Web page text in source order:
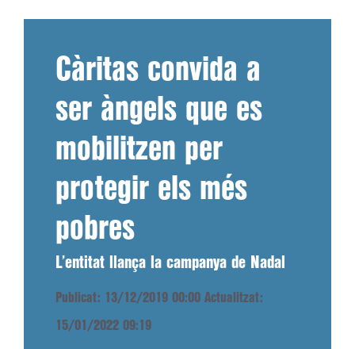
Càritas convida a
ser àngels que es
mobilitzen per
protegir els més
pobres
L’entitat llança la campanya de Nadal
Publicat: 13/12/2019 00:00 Actualitzat:
15/01/2022 09:19